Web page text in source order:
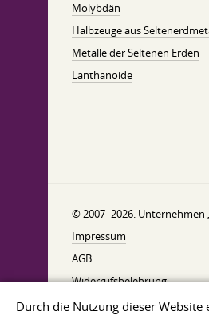
Durch die Nutzung dieser
Molybdän
Halbzeuge aus
Metalle der Seltenen Erden
Lanthanoide
© 2007–2026. Unternehmen
Impressum
AGB
Widerrufsbelehrung
Datenschutzerklärung